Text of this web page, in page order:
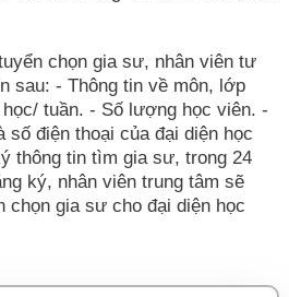
chọn gia sư, nhân viên tư
sau: - Thông tin về môn, lớp
tuần. - Số lượng học viên. -
điện thoại của đại diện học
thông tin tìm gia sư, trong 24
ký, nhân viên trung tâm sẽ
chọn gia sư cho đại diện học